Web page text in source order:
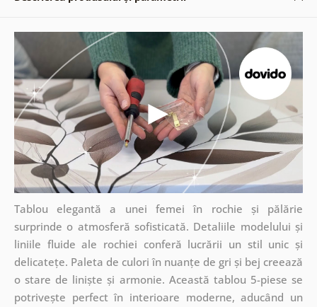
Tablou elegantă a unei femei în rochie și pălărie
surprinde o atmosferă sofisticată. Detaliile modelului și
liniile fluide ale rochiei conferă lucrării un stil unic și
delicatețe. Paleta de culori în nuanțe de gri și bej creează
o stare de liniște și armonie. Această tablou 5-piese se
potrivește perfect în interioare moderne, aducând un